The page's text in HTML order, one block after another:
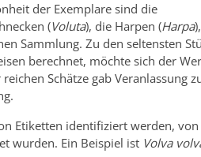
der Exemplare sind die
(Voluta), die Harpen (Harpa
Sammlung. Zu den seltensten
berechnet, möchte sich der
Schätze gab Veranlassung
Etiketten identifiziert werden,
wurden. Ein Beispiel ist Volva